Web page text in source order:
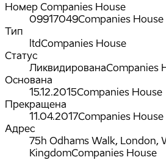
Номер Companies House
09917049Companies House
Тип
ltdCompanies House
Статус
ЛиквидированаCompanies
Основана
15.12.2015Companies House
Прекращена
11.04.2017Companies House
Адрес
75h Odhams Walk, London,
KingdomCompanies House